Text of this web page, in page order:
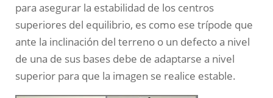
para asegurar la estabilidad de los centros
superiores del equilibrio, es como ese trípode que
ante la inclinación del terreno o un defecto a nivel
de una de sus bases debe de adaptarse a nivel
superior para que la imagen se realice estable.